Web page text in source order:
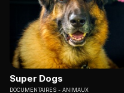
Super Dogs
DOCUMENTAIRES ANIMAUX